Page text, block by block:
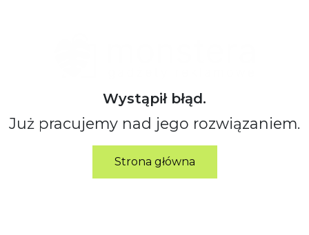
Wystąpił błąd.
Już pracujemy nad jego rozwiązaniem.
Strona główna